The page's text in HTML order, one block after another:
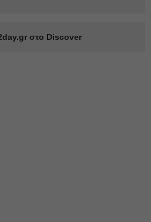
στο Discover